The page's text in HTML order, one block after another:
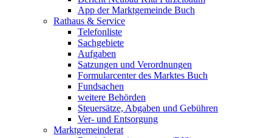
App der Marktgemeinde Buch
Rathaus & Service
Telefonliste
Sachgebiete
Aufgaben
Satzungen und Verordnungen
Formularcenter des Marktes Buch
Fundsachen
weitere Behörden
Steuersätze, Abgaben und Gebühren
Ver- und Entsorgung
Marktgemeinderat